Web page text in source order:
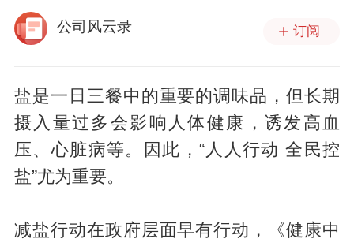
公司风云录 订阅
盐是一日三餐中的重要的调味品，但长期
摄入量过多会影响人体健康，诱发高血
压、心脏病等。因此，“人人行动 全民控
盐”尤为重要。
减盐行动在政府层面早有行动，《健康中